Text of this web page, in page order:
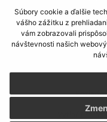
Súbory cookie a ďalšie
vášho zážitku z
vám zobrazovali
návštevnosti našich
využite možnosť
CMS systém (redakčný)
Vytlačiť